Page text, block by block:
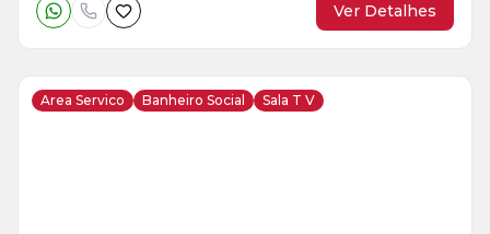
Ver Detalhes
Area Servico Banheiro Social Sala T V